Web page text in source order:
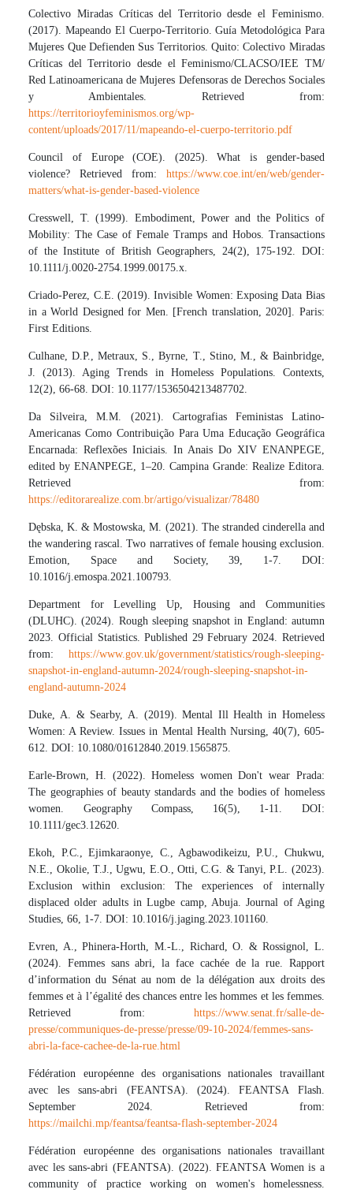
Colectivo Miradas Críticas del Territorio desde el Feminismo.
(2017). Mapeando El Cuerpo-Territorio. Guía Metodológica Para
Mujeres Que Defienden Sus Territorios. Quito: Colectivo Miradas
Críticas del Territorio desde el Feminismo/CLACSO/IEE TM/
Red Latinoamericana de Mujeres Defensoras de Derechos Sociales
y Ambientales. Retrieved from:
https://territorioyfeminismos.org/wp-
content/uploads/2017/11/mapeando-el-cuerpo-territorio.pdf
Council of Europe (COE). (2025). What is gender-based
violence? Retrieved from: https://www.coe.int/en/web/gender-
matters/what-is-gender-based-violence
Cresswell, T. (1999). Embodiment, Power and the Politics of
Mobility: The Case of Female Tramps and Hobos. Transactions
of the Institute of British Geographers, 24(2), 175-192. DOI:
10.1111/j.0020-2754.1999.00175.x.
Criado-Perez, C.E. (2019). Invisible Women: Exposing Data Bias
in a World Designed for Men. [French translation, 2020]. Paris:
First Editions.
Culhane, D.P., Metraux, S., Byrne, T., Stino, M., & Bainbridge,
J. (2013). Aging Trends in Homeless Populations. Contexts,
12(2), 66-68. DOI: 10.1177/1536504213487702.
Da Silveira, M.M. (2021). Cartografias Feministas Latino-
Americanas Como Contribuição Para Uma Educação Geográfica
Encarnada: Reflexões Iniciais. In Anais Do XIV ENANPEGE,
edited by ENANPEGE, 1–20. Campina Grande: Realize Editora.
Retrieved from:
https://editorarealize.com.br/artigo/visualizar/78480
Dębska, K. & Mostowska, M. (2021). The stranded cinderella and
the wandering rascal. Two narratives of female housing exclusion.
Emotion, Space and Society, 39, 1-7. DOI:
10.1016/j.emospa.2021.100793.
Department for Levelling Up, Housing and Communities
(DLUHC). (2024). Rough sleeping snapshot in England: autumn
2023. Official Statistics. Published 29 February 2024. Retrieved
from: https://www.gov.uk/government/statistics/rough-sleeping-
snapshot-in-england-autumn-2024/rough-sleeping-snapshot-in-
england-autumn-2024
Duke, A. & Searby, A. (2019). Mental Ill Health in Homeless
Women: A Review. Issues in Mental Health Nursing, 40(7), 605-
612. DOI: 10.1080/01612840.2019.1565875.
Earle-Brown, H. (2022). Homeless women Don't wear Prada:
The geographies of beauty standards and the bodies of homeless
women. Geography Compass, 16(5), 1-11. DOI:
10.1111/gec3.12620.
Ekoh, P.C., Ejimkaraonye, C., Agbawodikeizu, P.U., Chukwu,
N.E., Okolie, T.J., Ugwu, E.O., Otti, C.G. & Tanyi, P.L. (2023).
Exclusion within exclusion: The experiences of internally
displaced older adults in Lugbe camp, Abuja. Journal of Aging
Studies, 66, 1-7. DOI: 10.1016/j.jaging.2023.101160.
Evren, A., Phinera-Horth, M.-L., Richard, O. & Rossignol, L.
(2024). Femmes sans abri, la face cachée de la rue. Rapport
d’information du Sénat au nom de la délégation aux droits des
femmes et à l’égalité des chances entre les hommes et les femmes.
Retrieved from: https://www.senat.fr/salle-de-
presse/communiques-de-presse/presse/09-10-2024/femmes-sans-
abri-la-face-cachee-de-la-rue.html
Fédération européenne des organisations nationales travaillant
avec les sans-abri (FEANTSA). (2024). FEANTSA Flash.
September 2024. Retrieved from:
https://mailchi.mp/feantsa/feantsa-flash-september-2024
Fédération européenne des organisations nationales travaillant
avec les sans-abri (FEANTSA). (2022). FEANTSA Women is a
community of practice working on women's homelessness.